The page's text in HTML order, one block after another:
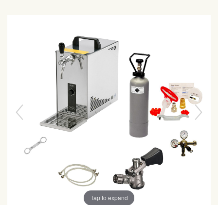
Tap to expand